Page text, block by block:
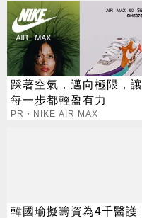
踩著空氣，邁向極限，讓
每一步都輕盈有力
PR・NIKE AIR MAX
韓國瑜擬籌資為4千醫護